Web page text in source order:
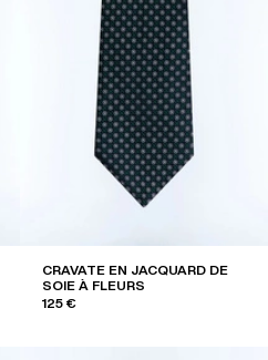
CRAVATE EN JACQUARD DE
SOIE À FLEURS
125 €